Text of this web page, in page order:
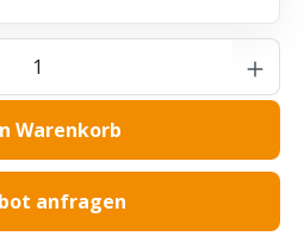
den gewünschten
Warenkorb
anfragen